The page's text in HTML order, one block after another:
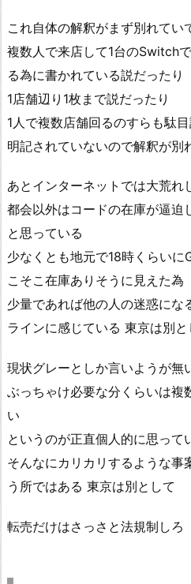
これ自体の解釈がまず別れてい
複数人で来店して1台のSwitch
る為に書かれている説だったり
1店舗辺り1枚まで説だったり
1人で複数店舗回るのすらも駄
明記されていないので解釈が別
あとインターネットでは大荒れ
都会以外はコードの在庫が逼迫
と思っている
少なくとも地元で18時くらいに
こそこ在庫ありそうに見えた為
少量であれば他の人の迷惑にな
ラインに感じている 東京は別と
現状グレーとしか言いようが無
ぶっちゃけ必要な分くらいは複
い
というのが正直個人的に思って
そんなにカリカリするような事
う所ではある 東京は別として
転売だけはさっさと法規制しろ